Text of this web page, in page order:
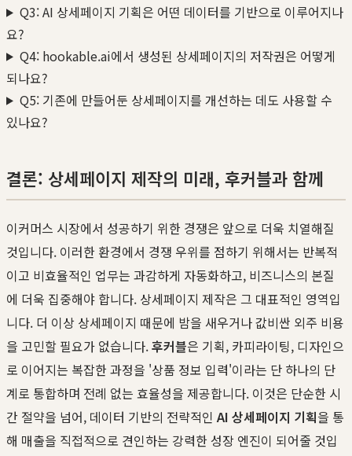
Q3: AI 상세페이지 기획은 어떤 데이터를 기반으로 이루어지나
요?
Q4: hookable.ai에서 생성된 상세페이지의 저작권은 어떻게
되나요?
Q5: 기존에 만들어둔 상세페이지를 개선하는 데도 사용할 수
있나요?
결론: 상세페이지 제작의 미래, 후커블과 함께
이커머스 시장에서 성공하기 위한 경쟁은 앞으로 더욱 치열해질
것입니다. 이러한 환경에서 경쟁 우위를 점하기 위해서는 반복적
이고 비효율적인 업무는 과감하게 자동화하고, 비즈니스의 본질
에 더욱 집중해야 합니다. 상세페이지 제작은 그 대표적인 영역입
니다. 더 이상 상세페이지 때문에 밤을 새우거나 값비싼 외주 비용
을 고민할 필요가 없습니다.후커블은 기획, 카피라이팅, 디자인으
로 이어지는 복잡한 과정을 '상품 정보 입력'이라는 단 하나의 단
계로 통합하며 전례 없는 효율성을 제공합니다. 이것은 단순한 시
간 절약을 넘어, 데이터 기반의 전략적인 AI 상세페이지 기획을 통
해 매출을 직접적으로 견인하는 강력한 성장 엔진이 되어줄 것입